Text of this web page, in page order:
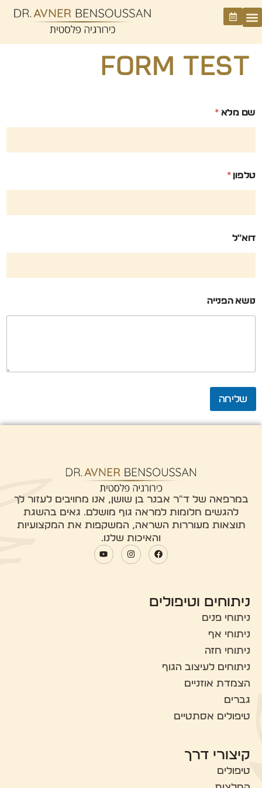
Form test
שם מלא *
טלפון*
דוא״ל
ל
פ
ו
נושא הפנייה
שליחה
במרפאה של ד"ר אבנר בן שושן, אנו מחויבים לעזור לך
להגשים חלומות למראה גוף מושלם. גאים בהשגת
תוצאות מעוררות השראה, המשקפות את המקצועיות
והאיכות שלנו.
ניתוחים וטיפולים
ניתוחי פנים
ניתוחי אף
ניתוחי חזה
ניתוחים לעיצוב הגוף
הצמדת אוזניים
גברים
טיפולים אסתטיים
קיצורי דרך
טיפולים